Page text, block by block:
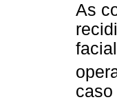
As
caso